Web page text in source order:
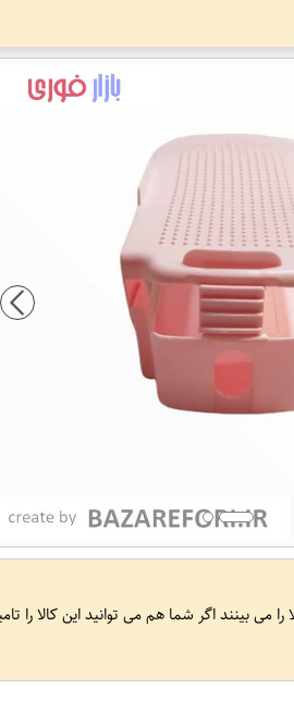
را می بینند اگر شما هم می توانید این کالا را